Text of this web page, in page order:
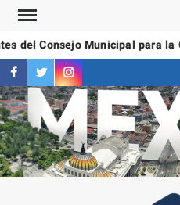
Saltar
contenido
Consejo Municipal para la
facebook
twitterinstagram